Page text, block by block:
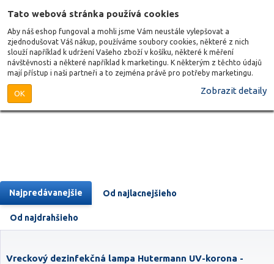
Tato webová stránka používá cookies
Aby náš eshop fungoval a mohli jsme Vám neustále vylepšovat a
zjednodušovat Váš nákup, používáme soubory cookies, některé z nich
slouží například k udržení Vašeho zboží v košíku, některé k měření
návštěvnosti a některé například k marketingu. K některým z těchto údajů
mají přístup i naši partneři a to zejména právě pro potřeby marketingu.
OK Zobrazit detaily
Najpredávanejšie Od najlacnejšieho
Od najdrahšieho
Vreckový dezinfekčná lampa Hutermann UV-korona -